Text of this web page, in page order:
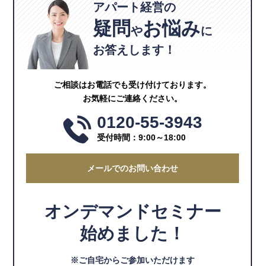
アパート経営の
疑問やお悩みに
お答えします！
ご相談はお電話でも受け付けております。
お気軽にご連絡ください。
0120-55-3943
受付時間：9:00～18:00
メールでのお問い合わせ
オンデマンドセミナー
始めました！
※ご自宅からご参加いただけます